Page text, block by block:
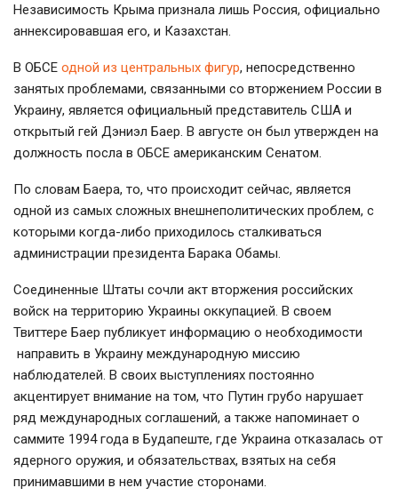
Независимость Крыма признала лишь Россия, официально
аннексировавшая его, и Казахстан.
В ОБСЕ одной из центральных фигур, непосредственно
занятых проблемами, связанными со вторжением России в
Украину, является официальный представитель США и
открытый гей Дэниэл Баер. В августе он был утвержден на
должность посла в ОБСЕ американским Сенатом.
По словам Баера, то, что происходит сейчас, является
одной из самых сложных внешнеполитических проблем, с
которыми когда-либо приходилось сталкиваться
администрации президента Барака Обамы.
Соединенные Штаты сочли акт вторжения российских
войск на территорию Украины оккупацией. В своем
Твиттере Баер публикует информацию о необходимости
направить в Украину международную миссию
наблюдателей. В своих выступлениях постоянно
акцентирует внимание на том, что Путин грубо нарушает
ряд международных соглашений, а также напоминает о
саммите 1994 года в Будапеште, где Украина отказалась от
ядерного оружия, и обязательствах, взятых на себя
принимавшими в нем участие сторонами.